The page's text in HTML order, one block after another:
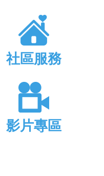
社區服務
影片專區